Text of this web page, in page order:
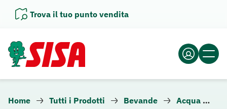
Trova il tuo punto vendita
Home Tutti i Prodotti Bevande Acqua